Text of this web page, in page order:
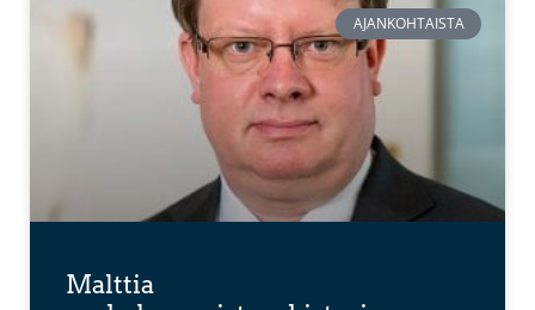
AJANKOHTAISTA
Malttia